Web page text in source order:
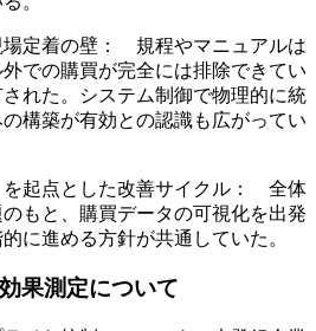
定着の壁： 規程やマニュアルは
での購買が完全には排除できてい
れた。システム制御で物理的に統
構築が有効との認識も広がってい
起点とした改善サイクル： 全体
もと、購買データの可視化を出発
に進める方針が共通していた。
果測定について